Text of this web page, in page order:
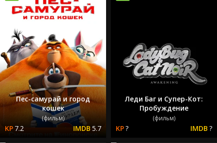
Пес-самурай и город
кошек
(фильм)
7.2 5.7
Леди Баг и Супер-Кот:
Пробуждение
(фильм)
? ?